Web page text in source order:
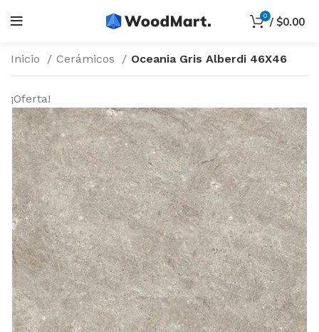
0 / $0.00
Inicio Cerámicos Oceania Gris Alberdi 46X46
¡Oferta!